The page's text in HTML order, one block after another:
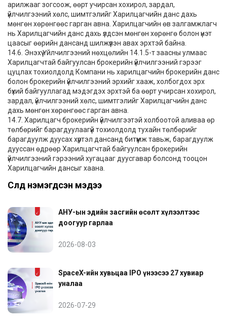
арилжааг зогсоож, өөрт учирсан хохирол, зардал,
үйлчилгээний хөлс, шимтгэлийг Харилцагчийн данс дахь
мөнгөн хөрөнгөөс гарган авна. Харилцагчийн өв залгамжлагч
нь Харилцагчийн данс дахь үлдсэн мөнгөн хөрөнгө болон үнэт
цаасыг өөрийн дансанд шилжүүлэн авах эрхтэй байна.
14.6. Энэхүү Үйлчилгээний нөхцөлийн 14.1.5-т заасны улмаас
Харилцагчтай байгуулсан брокерийн үйлчилгээний гэрээг
цуцлах тохиолдолд Компани нь харилцагчийн брокерийн данс
болон брокерийн үйлчилгээний эрхийг хааж, холбогдох эрх
бүхий байгууллагад мэдэгдэх эрхтэй ба өөрт учирсан хохирол,
зардал, үйлчилгээний хөлс, шимтгэлийг Харилцагчийн данс
дахь мөнгөн хөрөнгөөс гарган авна.
14.7. Харилцагч брокерийн үйлчилгээтэй холбоотой аливаа өр
төлбөрийг барагдуулаагүй тохиолдолд тухайн төлбөрийг
барагдуулж дуусах хүртэл дансанд битүүмж тавьж, барагдуулж
дууссан өдрөөр Харилцагчтай байгуулсан брокерийн
үйлчилгээний гэрээний хугацааг дуусгавар болсонд тооцон
Харилцагчийн дансыг хаана.
Сүүлд нэмэгдсэн мэдээ
АНУ-ын эдийн засгийн өсөлт хүлээлтээс
доогуур гарлаа
2026-08-03
SpaceX-ийн хувьцаа IPO үнээсээ 27 хувиар
уналаа
2026-07-29